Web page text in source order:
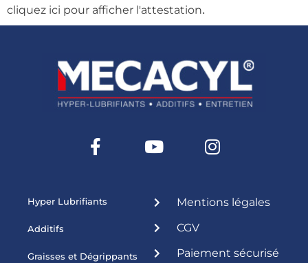
cliquez ici pour afficher l'attestation.
Hyper Lubrifiants
Additifs
Graisses et Dégrippants
Mentions légales
CGV
Paiement sécurisé